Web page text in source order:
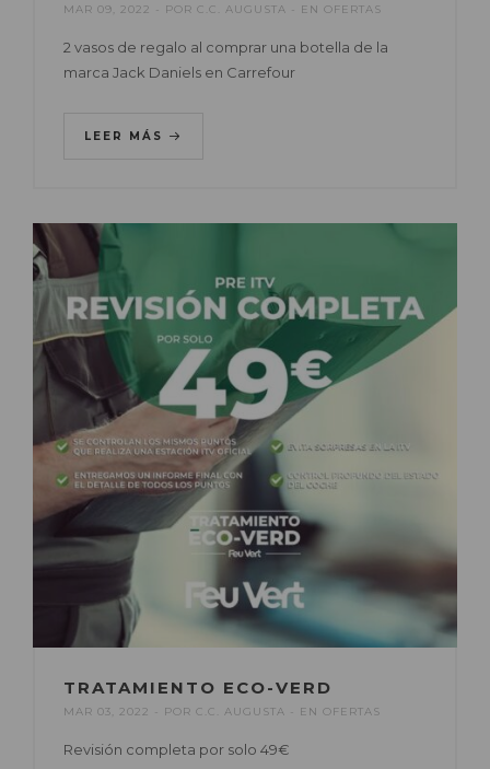
MAR 09, 2022 POR C.C. AUGUSTA EN OFERTAS
2 vasos de regalo al comprar una botella de la
marca Jack Daniels en Carrefour
LEER MÁS
TRATAMIENTO ECO-VERD
MAR 03, 2022 POR C.C. AUGUSTA EN OFERTAS
Revisión completa por solo 49€